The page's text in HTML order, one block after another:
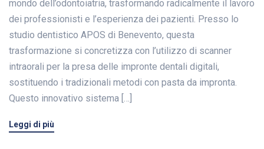
mondo dell’odontoiatria, trasformando radicalmente il lavoro
dei professionisti e l’esperienza dei pazienti. Presso lo
studio dentistico APOS di Benevento, questa
trasformazione si concretizza con l’utilizzo di scanner
intraorali per la presa delle impronte dentali digitali,
sostituendo i tradizionali metodi con pasta da impronta.
Questo innovativo sistema […]
Leggi di più